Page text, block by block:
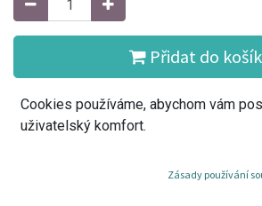
Přidat do
Koupit
Přidat do seznamu přání
Cookies používáme, abychom vám
uživatelský komfort.
Zásady používání